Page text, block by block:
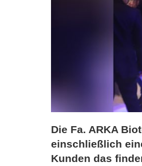
Die Fa. ARKA
einschließlich
Kunden das